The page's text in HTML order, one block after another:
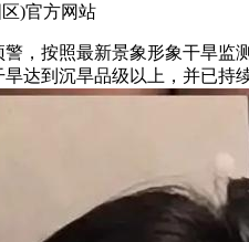
)官方网站
按照最新景象形象干旱监
达到沉旱品级以上，并已